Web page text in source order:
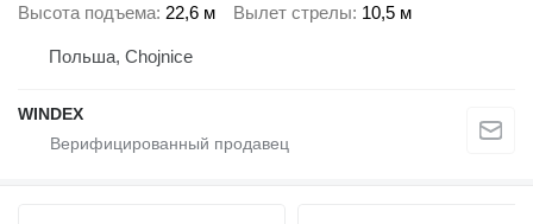
Высота подъема 22,6 м Вылет стрелы 10,5 м
Польша, Chojnice
WINDEX